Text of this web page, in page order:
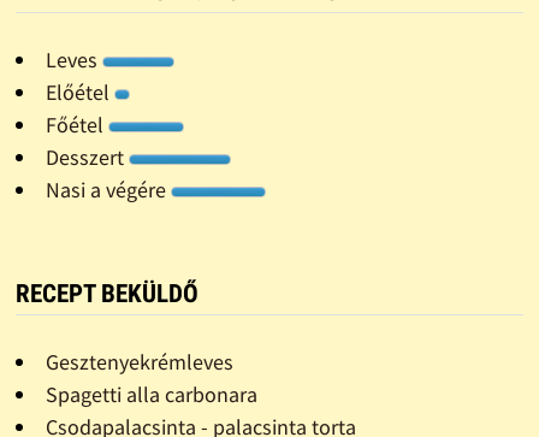
Leves
Előétel
Főétel
Desszert
Nasi a végére
RECEPT BEKÜLDŐ
Gesztenyekrémleves
Spagetti alla carbonara
Csodapalacsinta - palacsinta torta